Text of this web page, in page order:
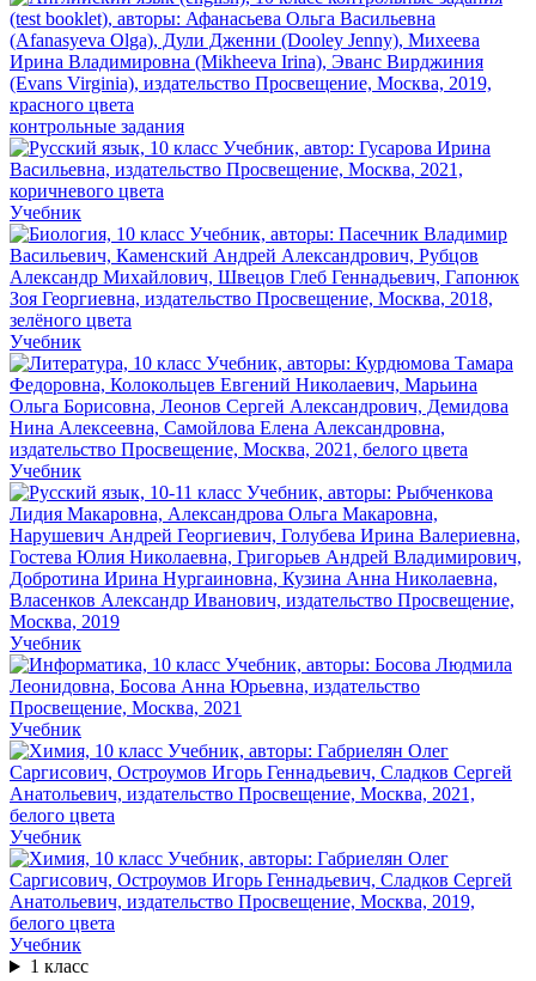
контрольные задания
Учебник
Учебник
Учебник
Учебник
Учебник
Учебник
Учебник
1 класс